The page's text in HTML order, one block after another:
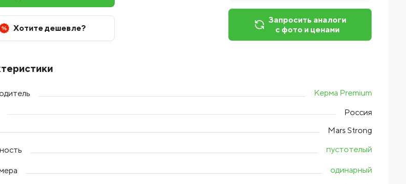
Хотите дешевле?
Запросить аналоги
с фото и ценами
Керма Premium
Россия
Mars Strong
пустотелый
одинарный